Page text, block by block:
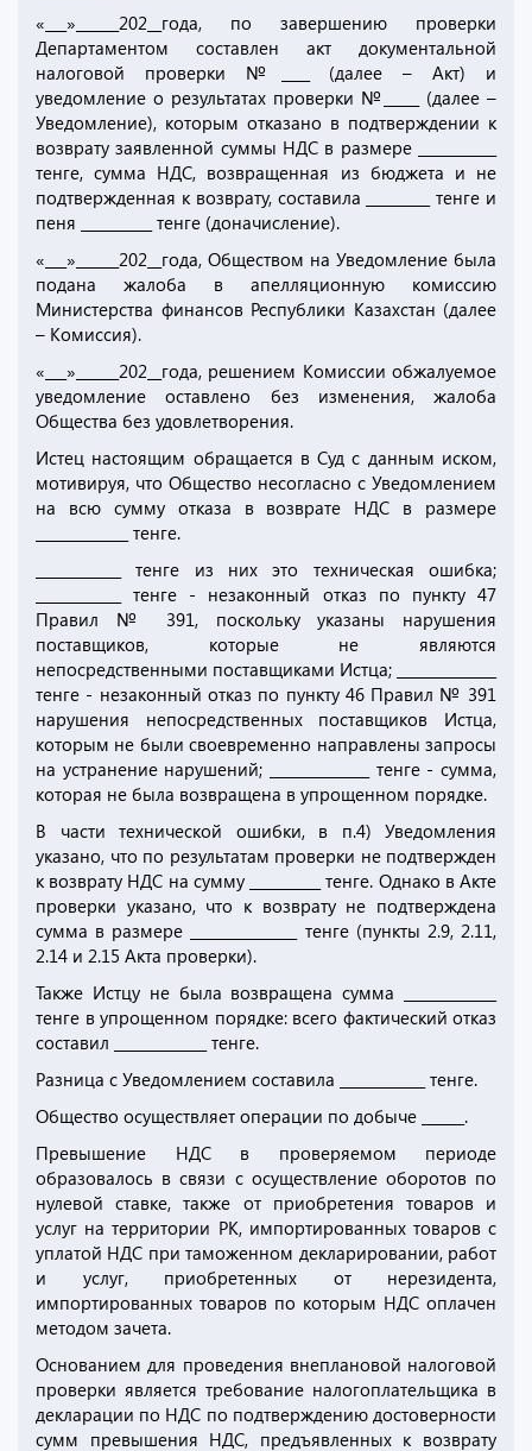
«___»______202__года, по завершению проверки
Департаментом составлен акт документальной
налоговой проверки №____ (далее – Акт) и
уведомление о результатах проверки №_____ (далее –
Уведомление), которым отказано в подтверждении к
возврату заявленной суммы НДС в размере ___________
тенге, сумма НДС, возвращенная из бюджета и не
подтвержденная к возврату, составила _________ тенге и
пеня __________ тенге (доначисление).
«___»______202__года, Обществом на Уведомление была
подана жалоба в апелляционную комиссию
Министерства финансов Республики Казахстан (далее
– Комиссия).
«___»______202__года, решением Комиссии обжалуемое
уведомление оставлено без изменения, жалоба
Общества без удовлетворения.
Истец настоящим обращается в Суд с данным иском,
мотивируя, что Общество несогласно с Уведомлением
на всю сумму отказа в возврате НДС в размере
_____________ тенге.
____________ тенге из них это техническая ошибка;
____________ тенге - незаконный отказ по пункту 47
Правил № 391, поскольку указаны нарушения
поставщиков, которые не являются
непосредственными поставщиками Истца; ______________
тенге - незаконный отказ по пункту 46 Правил № 391
нарушения непосредственных поставщиков Истца,
которым не были своевременно направлены запросы
на устранение нарушений; ______________ тенге - сумма,
которая не была возвращена в упрощенном порядке.
В части технической ошибки, в п.4) Уведомления
указано, что по результатам проверки не подтвержден
к возврату НДС на сумму __________ тенге. Однако в Акте
проверки указано, что к возврату не подтверждена
сумма в размере _______________ тенге (пункты 2.9, 2.11,
2.14 и 2.15 Акта проверки).
Также Истцу не была возвращена сумма _____________
тенге в упрощенном порядке: всего фактический отказ
составил _____________ тенге.
Разница с Уведомлением составила ____________ тенге.
Общество осуществляет операции по добыче ______.
Превышение НДС в проверяемом периоде
образовалось в связи с осуществление оборотов по
нулевой ставке, также от приобретения товаров и
услуг на территории РК, импортированных товаров с
уплатой НДС при таможенном декларировании, работ
и услуг, приобретенных от нерезидента,
импортированных товаров по которым НДС оплачен
методом зачета.
Основанием для проведения внеплановой налоговой
проверки является требование налогоплательщика в
декларации по НДС по подтверждению достоверности
сумм превышения НДС, предъявленных к возврату